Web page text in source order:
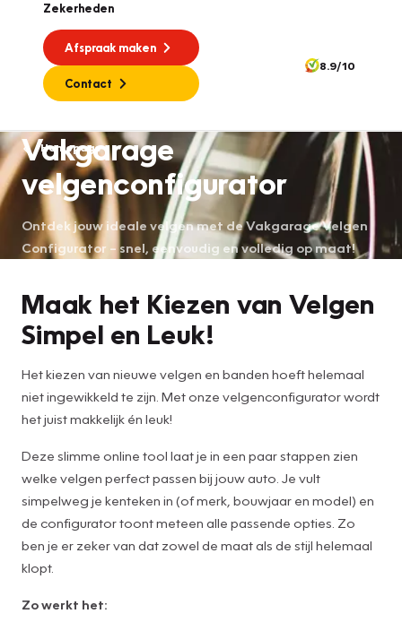
Zekerheden
Afspraak maken
Contact
8.9/10
Homepage
Vakgarage
velgenconfigurator
Ontdek jouw ideale velgen met de Vakgarage Velgen
Configurator – snel, eenvoudig en volledig op maat!
Maak het Kiezen van Velgen
Simpel en Leuk!
Het kiezen van nieuwe velgen en banden hoeft helemaal
niet ingewikkeld te zijn. Met onze velgenconfigurator wordt
het juist makkelijk én leuk!
Deze slimme online tool laat je in een paar stappen zien
welke velgen perfect passen bij jouw auto. Je vult
simpelweg je kenteken in (of merk, bouwjaar en model) en
de configurator toont meteen alle passende opties. Zo
ben je er zeker van dat zowel de maat als de stijl helemaal
klopt.
Zo werkt het: